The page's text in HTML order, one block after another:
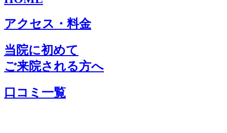
アクセス・料金
当院に初めて
ご来院される方へ
口コミ一覧